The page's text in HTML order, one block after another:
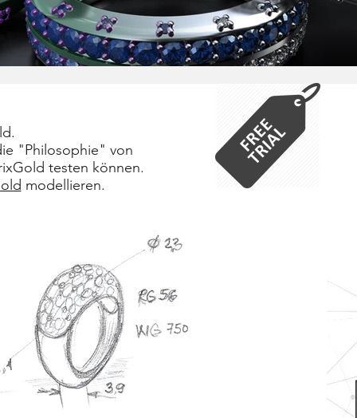
"Philosophie" von
testen können.
modellieren.